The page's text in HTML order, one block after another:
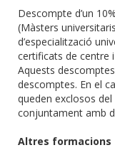
Descompte d’un
(Màsters
d’especialització
certificats de centre
Aquests
descomptes. En el
queden exclosos
conjuntament amb
Altres formacions